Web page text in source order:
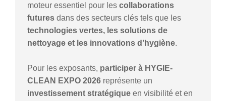
moteur essentiel pour les collaborations
futures dans des secteurs clés tels que les
technologies vertes, les solutions de
nettoyage et les innovations d’hygiène.
Pour les exposants, participer à HYGIE-
CLEAN EXPO 2026 représente un
investissement stratégique en visibilité et en